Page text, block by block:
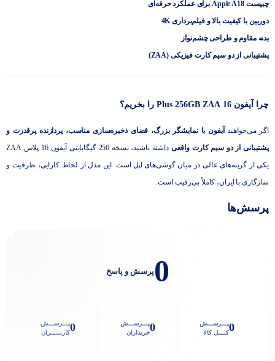
چیپست Apple A18 برای عملکرد حرفه‌ای
دوربین با کیفیت بالا و فیلم‌برداری 4K
بدنه مقاوم و طراحی چشم‌نواز
پشتیبانی از دو سیم کارت فیزیکی (ZAA)
چرا آیفون 16 Plus 256GB ZAA را بخریم؟
اگر می‌خواهیدآیفون با نمایشگر بزرگ، فضای ذخیره‌سازی مناسب، پردازنده پرقدرت و
پشتیبانی از دو سیم کارت واقعی
داشته باشید، نسخه 256 گیگابایتی آیفون 16 پلاس ZAA
یکی از گزینه‌های عالی در میان گوشی‌های اپل است. این مدل از لحاظ کارایی، ظرفیت و
سازگاری با ایران، کاملاً بی‌رقیب است.
پرسش‌ها
0پرسش و پاسخ
0پـــرســـش
کــــل کالا
0پـــرســـش
خریداران
0پـــرســـش
کاربـــــران